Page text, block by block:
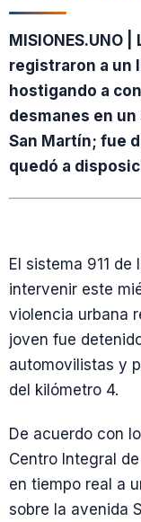
MISIONES.UNO |
registraron a un
hostigando a
desmanes en
San Martín; fue
quedó a
El sistema 911
intervenir este
violencia urbana
joven fue
automovilistas y
del kilómetro 4.
De acuerdo con
Centro Integral
en tiempo real a
sobre la avenida